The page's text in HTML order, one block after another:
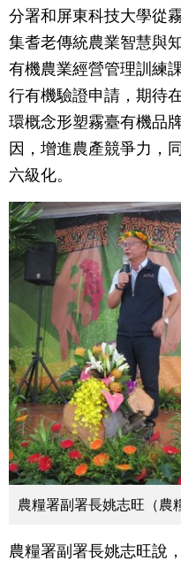
分署和屏東科技大學從
集耆老傳統農業智慧與
有機農業經營管理訓練
行有機驗證申請，期待
環概念形塑霧臺有機品
因，增進農產競爭力，
六級化。
農糧署副署長姚志旺（農
農糧署副署長姚志旺說